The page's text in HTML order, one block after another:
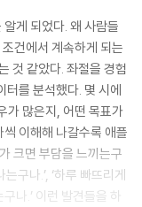
게 되었다. 왜 사람들
건에서 계속하게 되는
것 같았다. 좌절을 경험
터를 분석했다. 몇 시에
가 많은지, 어떤 목표가
이해해 나갈수록 애플
크면 부담을 느끼는구
구나.’, ‘하루 빠뜨리게
나.’ 이런 발견들을 하